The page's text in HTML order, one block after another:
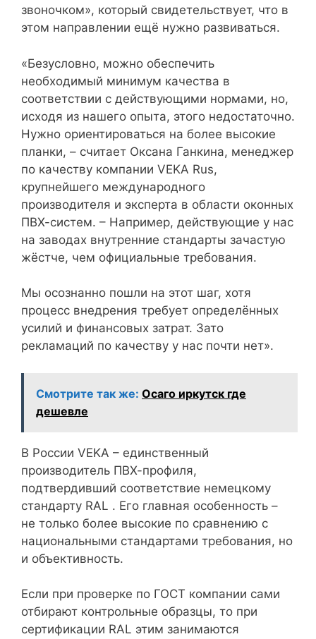
звоночком», который свидетельствует, что в
этом направлении ещё нужно развиваться.
«Безусловно, можно обеспечить
необходимый минимум качества в
соответствии с действующими нормами, но,
исходя из нашего опыта, этого недостаточно.
Нужно ориентироваться на более высокие
планки, – считает Оксана Ганкина, менеджер
по качеству компании VEKA Rus,
крупнейшего международного
производителя и эксперта в области оконных
ПВХ-систем. – Например, действующие у нас
на заводах внутренние стандарты зачастую
жёстче, чем официальные требования.
Мы осознанно пошли на этот шаг, хотя
процесс внедрения требует определённых
усилий и финансовых затрат. Зато
рекламаций по качеству у нас почти нет».
Смотрите так же: Осаго иркутск где
дешевле
В России VEKA – единственный
производитель ПВХ-профиля,
подтвердивший соответствие немецкому
стандарту RAL . Его главная особенность –
не только более высокие по сравнению с
национальными стандартами требования, но
и объективность.
Если при проверке по ГОСТ компании сами
отбирают контрольные образцы, то при
сертификации RAL этим занимаются